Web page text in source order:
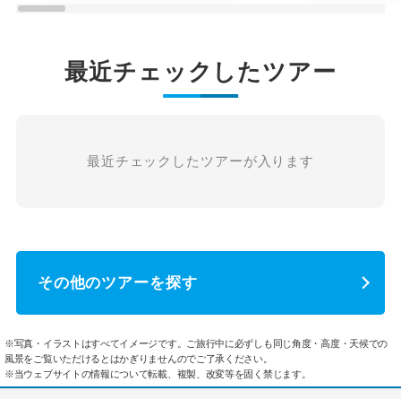
最近チェックしたツアー
最近チェックしたツアーが入ります
その他のツアーを探す
※写真・イラストはすべてイメージです。ご旅行中に必ずしも同じ角度・高度・天候での
風景をご覧いただけるとはかぎりませんのでご了承ください。
※当ウェブサイトの情報について転載、複製、改変等を固く禁じます。